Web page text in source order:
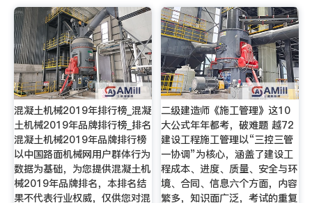
混凝土机械2019年排行榜_混凝
土机械2019年品牌排行榜_排名
混凝土机械2019年品牌排行榜
以中国路面机械网用户群体行为
数据为基础，为您提供混凝土机
械2019年品牌排名，本排名结
果不代表行业权威，仅供您对混
二级建造师《施工管理》这10
大公式年年都考，破难题 越72
建设工程施工管理以“三控三管
一协调”为核心，涵盖了建设工
程成本、进度、质量、安全与环
境、合同、信息六个方面，内容
繁多，知识面广泛，考试的重复